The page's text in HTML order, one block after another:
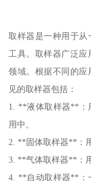
取样器是一种用于从
工具。取样器广泛应
领域。根据不同的应
见的取样器包括：
1. **液体取样器**：
用中。
2. **固体取样器**：
3. **气体取样器**：
4. **自动取样器**：